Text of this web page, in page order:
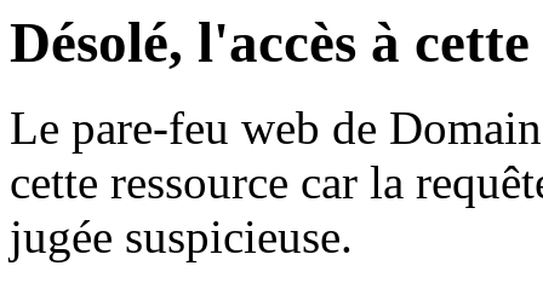
Désolé, l'accès à
Le pare-feu web de
cette ressource car la
jugée suspicieuse.